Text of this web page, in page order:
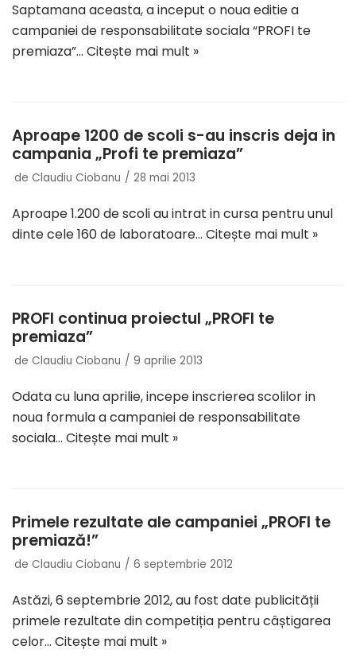
Saptamana aceasta, a inceput o noua editie a
campaniei de responsabilitate sociala “PROFI te
premiaza”… Citește mai mult »
Aproape 1200 de scoli s-au inscris deja in
campania „Profi te premiaza”
de Claudiu Ciobanu 28 mai 2013
Aproape 1.200 de scoli au intrat in cursa pentru unul
dinte cele 160 de laboratoare… Citește mai mult »
PROFI continua proiectul „PROFI te
premiaza”
de Claudiu Ciobanu 9 aprilie 2013
Odata cu luna aprilie, incepe inscrierea scolilor in
noua formula a campaniei de responsabilitate
sociala… Citește mai mult »
Primele rezultate ale campaniei „PROFI te
premiază!”
de Claudiu Ciobanu 6 septembrie 2012
Astăzi, 6 septembrie 2012, au fost date publicității
primele rezultate din competiția pentru câștigarea
celor… Citește mai mult »